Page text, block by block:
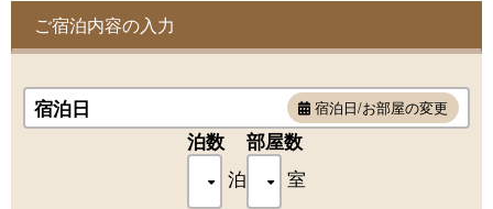
■風呂設備■
半露天風呂（天然温泉）
テレビ、冷蔵庫、エスプレッソマシン、電気ケトル、
タブレット、ウォシュレット式トイレ、Wi-Fi
※ワンちゃんは1室につき2匹までお泊まりいただけま
ご宿泊内容の入力
宿泊日 宿泊日/お部屋の変更
泊数
泊
部屋数
室